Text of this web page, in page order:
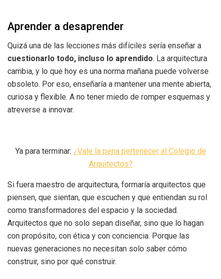
Aprender a desaprender
Quizá una de las lecciones más difíciles sería enseñar a
cuestionarlo todo, incluso lo aprendido. La arquitectura
cambia, y lo que hoy es una norma mañana puede volverse
obsoleto. Por eso, enseñaría a mantener una mente abierta,
curiosa y flexible. A no tener miedo de romper esquemas y
atreverse a innovar.
Ya para terminar: ¿Vale la pena pertenecer al Colegio de
Arquitectos?
Si fuera maestro de arquitectura, formaría arquitectos que
piensen, que sientan, que escuchen y que entiendan su rol
como transformadores del espacio y la sociedad.
Arquitectos que no solo sepan diseñar, sino que lo hagan
con propósito, con ética y con conciencia. Porque las
nuevas generaciones no necesitan solo saber cómo
construir, sino por qué construir.